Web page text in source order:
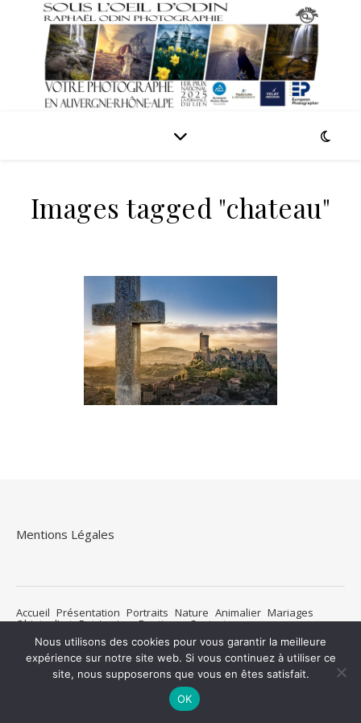
Images tagged "chateau"
Mentions Légales
Accueil Présentation Portraits Nature Animalier Mariages
Objets d’art Patrimoine Boutique Contact
Thème Ashe par WP Royal.
Nous utilisons des cookies pour vous garantir la meilleure
expérience sur notre site web. Si vous continuez à utiliser ce
site, nous supposerons que vous en êtes satisfait.
OK